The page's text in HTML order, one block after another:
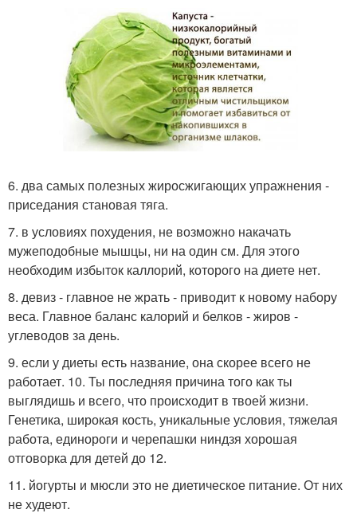
6. два самых полезных жиросжигающих упражнения -
приседания становая тяга.
7. в условиях похудения, не возможно накачать
мужеподобные мышцы, ни на один см. Для этого
необходим избыток каллорий, которого на диете нет.
8. девиз - главное не жрать - приводит к новому набору
веса. Главное баланс калорий и белков - жиров -
углеводов за день.
9. если у диеты есть название, она скорее всего не
работает. 10. Ты последняя причина того как ты
выглядишь и всего, что происходит в твоей жизни.
Генетика, широкая кость, уникальные условия, тяжелая
работа, единороги и черепашки ниндзя хорошая
отговорка для детей до 12.
11. йогурты и мюсли это не диетическое питание. От них
не худеют.